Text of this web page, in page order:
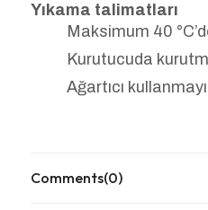
Yıkama talimatları
Maksimum 40
Kurutucuda
Ağartıcı
Comments(0)